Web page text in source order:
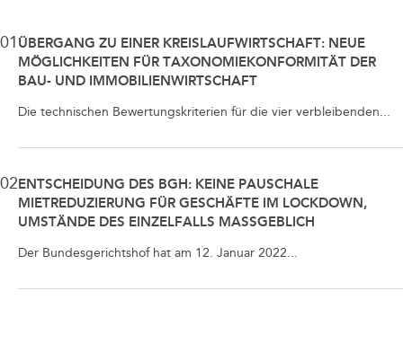
01 ÜBERGANG ZU EINER KREISLAUFWIRTSCHAFT: NEUE
MÖGLICHKEITEN FÜR TAXONOMIEKONFORMITÄT DER
BAU- UND IMMOBILIENWIRTSCHAFT
Die technischen Bewertungskriterien für die vier verbleibenden...
02 ENTSCHEIDUNG DES BGH: KEINE PAUSCHALE
MIETREDUZIERUNG FÜR GESCHÄFTE IM LOCKDOWN,
UMSTÄNDE DES EINZELFALLS MASSGEBLICH
Der Bundesgerichtshof hat am 12. Januar 2022...